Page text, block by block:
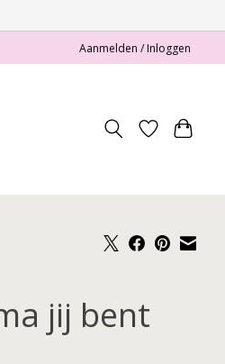
Aanmelden / Inloggen
jij bent